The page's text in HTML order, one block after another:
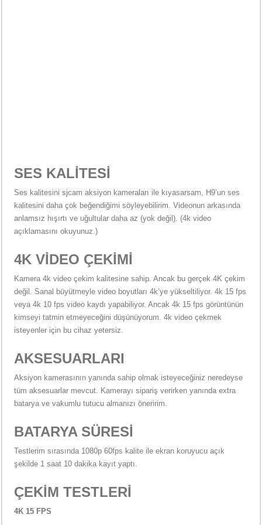
SES KALİTESİ
Ses kalitesini sjcam aksiyon kameraları ile kıyasarsam, H9’un ses
kalitesini daha çok beğendiğimi söyleyebilirim. Videonun arkasında
anlamsız hışırtı ve uğultular daha az (yok değil). (4k video
açıklamasını okuyunuz.)
4K VİDEO ÇEKİMİ
Kamera 4k video çekim kalitesine sahip. Ancak bu gerçek 4K çekim
değil. Sanal büyütmeyle video boyutları 4k’ye yükseltiliyor. 4k 15 fps
veya 4k 10 fps video kaydı yapabiliyor. Ancak 4k 15 fps görüntünün
kimseyi tatmin etmeyeceğini düşünüyorum. 4k video çekmek
isteyenler için bu cihaz yetersiz.
AKSESUARLARI
Aksiyon kamerasının yanında sahip olmak isteyeceğiniz neredeyse
tüm aksesuarlar mevcut. Kamerayı sipariş verirken yanında extra
batarya ve vakumlu tutucu almanızı öneririm.
BATARYA SÜRESİ
Testlerim sırasında 1080p 60fps kalite ile ekran koruyucu açık
şekilde 1 saat 10 dakika kayıt yaptı.
ÇEKİM TESTLERİ
4K 15 FPS